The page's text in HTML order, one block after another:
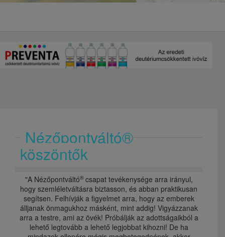
Nézőpontváltó®
köszöntők
"A Nézőpontváltó® csapat tevékenysége arra irányul,
hogy szemléletváltásra biztasson, és abban praktikusan
segítsen. Felhívják a figyelmet arra, hogy az emberek
álljanak önmagukhoz másként, mint addig! Vigyázzanak
arra a testre, ami az övék! Próbálják az adottságaikból a
lehető legtovább a lehető legjobbat kihozni! De ha